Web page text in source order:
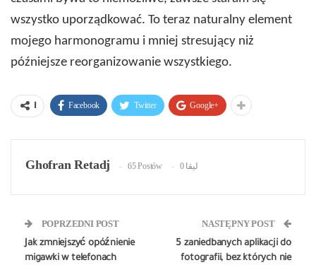
wszystko uporządkować. To teraz naturalny element
mojego harmonogramu i mniej stresujący niż
późniejsze reorganizowanie wszystkiego.
Facebook Twitter Google+
Ghofran Retadj 65 Postów 0 ليقا
POPRZEDNI POST
Jak zmniejszyć opóźnienie
migawki w telefonach
NASTĘPNY POST
5 zaniedbanych aplikacji do
fotografii, bez których nie